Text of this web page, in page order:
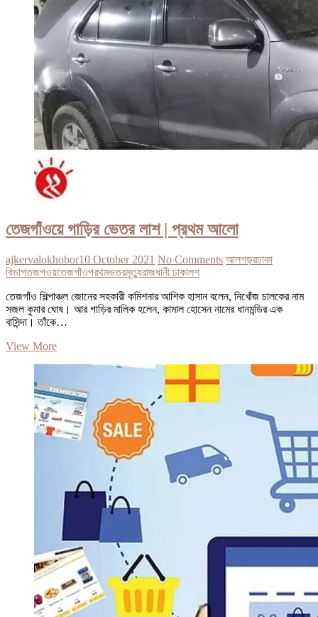
তেজগাঁওয়ে গাড়ির ভেতর লাশ | প্রথম আলো
ajkervalokhobor10 October 2021 No Comments আলগড়রঢাকা
বিভাগতজগওয়তেজগাঁওপরথমভতরমৃত্যুরাজধানী ঢাকালশ
তেজগাঁও শিল্পাঞ্চল জোনের সহকারী কমিশনার আশিক হাসান বলেন, নিখোঁজ চালকের নাম
সজল কুমার ঘোষ। আর গাড়ির মালিক হলেন, কামাল হোসেন নামের ধানমন্ডির এক
বাসিন্দা। তাঁকে…
View Moreতেজগাঁওয়ে
লাশ
|
প্রথম
আলো